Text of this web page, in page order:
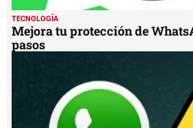
TECNOLOGÍA
Mejora tu protección de
pasos